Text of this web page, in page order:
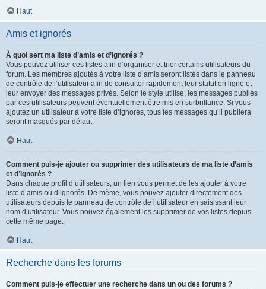
Haut
Amis et ignorés
À quoi sert ma liste d’amis et d’ignorés ?
Vous pouvez utiliser ces listes afin d’organiser et trier certains utilisateurs du
forum. Les membres ajoutés à votre liste d’amis seront listés dans le panneau
de contrôle de l’utilisateur afin de consulter rapidement leur statut en ligne et
leur envoyer des messages privés. Selon le style utilisé, les messages publiés
par ces utilisateurs peuvent éventuellement être mis en surbrillance. Si vous
ajoutez un utilisateur à votre liste d’ignorés, tous les messages qu’il publiera
seront masqués par défaut.
Haut
Comment puis-je ajouter ou supprimer des utilisateurs de ma liste d’amis
et d’ignorés ?
Dans chaque profil d’utilisateurs, un lien vous permet de les ajouter à votre
liste d’amis ou d’ignorés. De même, vous pouvez ajouter directement des
utilisateurs depuis le panneau de contrôle de l’utilisateur en saisissant leur
nom d’utilisateur. Vous pouvez également les supprimer de vos listes depuis
cette même page.
Haut
Recherche dans les forums
Comment puis-je effectuer une recherche dans un ou des forums ?